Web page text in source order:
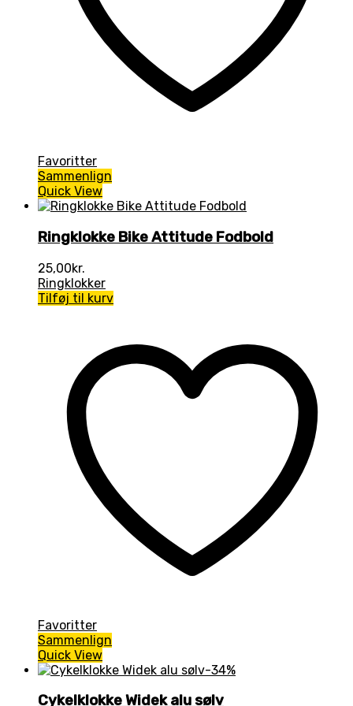
Favoritter
Sammenlign
Quick View
Ringklokke Bike Attitude Fodbold
25,00kr.
Ringklokker
Tilføj til kurv
Favoritter
Sammenlign
Quick View
-34%
Cykelklokke Widek alu sølv